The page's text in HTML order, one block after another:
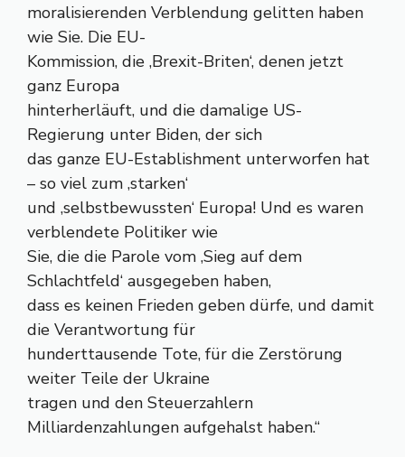
moralisierenden Verblendung gelitten haben
wie Sie. Die EU-
Kommission, die ‚Brexit-Briten‘, denen jetzt
ganz Europa
hinterherläuft, und die damalige US-
Regierung unter Biden, der sich
das ganze EU-Establishment unterworfen hat
– so viel zum ‚starken‘
und ‚selbstbewussten‘ Europa! Und es waren
verblendete Politiker wie
Sie, die die Parole vom ‚Sieg auf dem
Schlachtfeld‘ ausgegeben haben,
dass es keinen Frieden geben dürfe, und damit
die Verantwortung für
hunderttausende Tote, für die Zerstörung
weiter Teile der Ukraine
tragen und den Steuerzahlern
Milliardenzahlungen aufgehalst haben.“